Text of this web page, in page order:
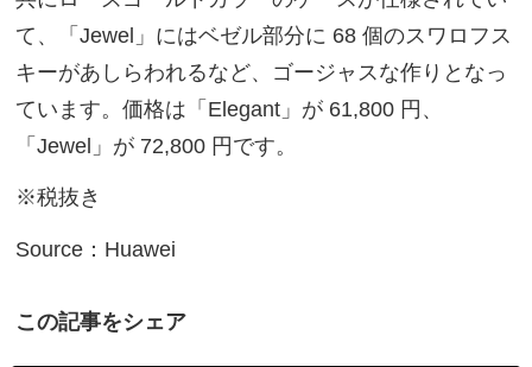
て、「Jewel」にはベゼル部分に 68 個のスワロフス
キーがあしらわれるなど、ゴージャスな作りとなっ
ています。価格は「Elegant」が 61,800 円、
「Jewel」が 72,800 円です。
※税抜き
Source：Huawei
この記事をシェア